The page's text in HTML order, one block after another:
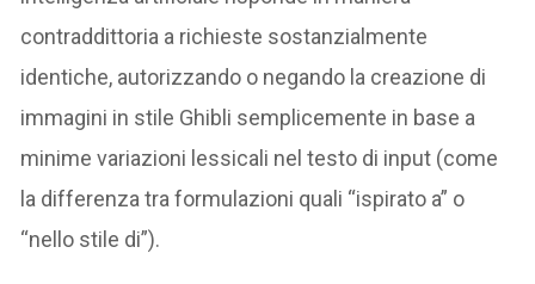
contraddittoria a richieste sostanzialmente
identiche, autorizzando o negando la creazione di
immagini in stile Ghibli semplicemente in base a
minime variazioni lessicali nel testo di input (come
la differenza tra formulazioni quali “ispirato a” o
“nello stile di”).